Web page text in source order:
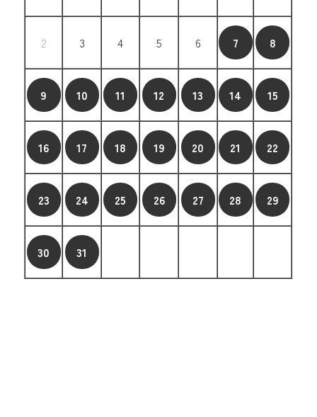
2 3 4 5 6 7 8
9 10 11 12 13 14 15
16 17 18 19 20 21 22
23 24 25 26 27 28 29
30 31